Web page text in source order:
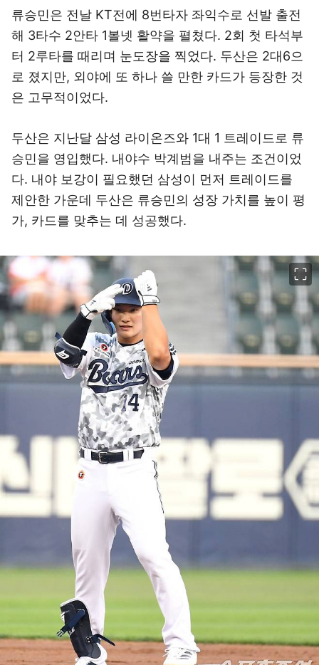
류승민은 전날 KT전에 8번타자 좌익수로 선발 출전
해 3타수 2안타 1볼넷 활약을 펼쳤다. 2회 첫 타석부
터 2루타를 때리며 눈도장을 찍었다. 두산은 2대6으
로 졌지만, 외야에 또 하나 쓸 만한 카드가 등장한 것
은 고무적이었다.
두산은 지난달 삼성 라이온즈와 1대 1 트레이드로 류
승민을 영입했다. 내야수 박계범을 내주는 조건이었
다. 내야 보강이 필요했던 삼성이 먼저 트레이드를
제안한 가운데 두산은 류승민의 성장 가치를 높이 평
가, 카드를 맞추는 데 성공했다.